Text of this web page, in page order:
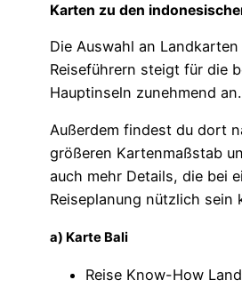
Karten zu den
Die Auswahl an Landkarten
Reiseführern steigt für die
Hauptinseln zunehmend an.
Außerdem findest du dort
größeren Kartenmaßstab
auch mehr Details, die bei
Reiseplanung nützlich sein
a) Karte Bali
Reise Know-How